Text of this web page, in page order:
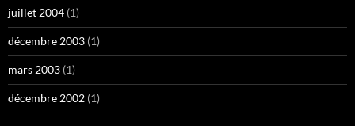
juillet 2004 (1)
décembre 2003 (1)
mars 2003 (1)
décembre 2002 (1)